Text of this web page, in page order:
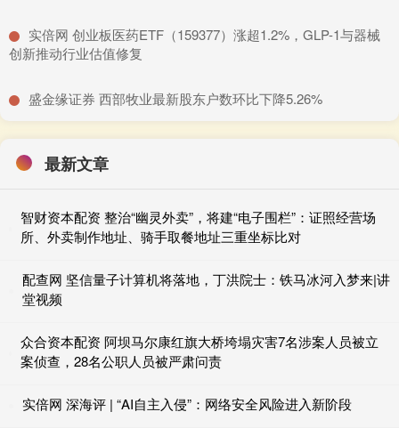
​实倍网 创业板医药ETF（159377）涨超1.2%，GLP-1与器械
创新推动行业估值修复
​盛金缘证券 西部牧业最新股东户数环比下降5.26%
最新文章
智财资本配资 整治“幽灵外卖”，将建“电子围栏”：证照经营场
所、外卖制作地址、骑手取餐地址三重坐标比对
配查网 坚信量子计算机将落地，丁洪院士：铁马冰河入梦来|讲
堂视频
众合资本配资 阿坝马尔康红旗大桥垮塌灾害7名涉案人员被立
案侦查，28名公职人员被严肃问责
实倍网 深海评 | “AI自主入侵”：网络安全风险进入新阶段